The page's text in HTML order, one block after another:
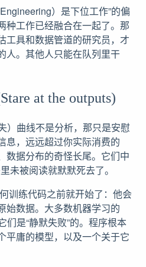
）是下位工作”的偏
种工作已经融合在一起了。那
工具和数据管道的研究员，才
人。其他人只能在队列里干
at the outputs)
）曲线不是分析，那只是安慰
息，远远超过你实际消费的
数据分布的奇怪长尾。它们中
未被阅读就默默死去了。
训练代码之前就开始了：他会
始数据。大多数机器学习的
们是“静默失败”的。程序根本
平庸的模型，以及一个关于它